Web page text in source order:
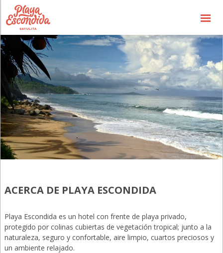
Precios / Cuartos
Ofertas Especiales
el Concepto
el Hotel
la Experiencia
Galería
Info General
(866) 636-7700
+52 (331) 930-4894
ACERCA DE PLAYA ESCONDIDA
Playa Escondida es un hotel con frente de playa privado,
protegido por colinas cubiertas de vegetación tropical; junto a la
naturaleza, seguro y confortable, aire limpio, cuartos preciosos y
un ambiente relajado.